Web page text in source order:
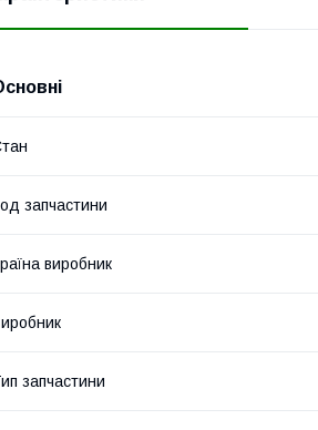
запчастини
виробник
запчастини